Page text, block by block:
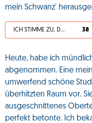
mein Schwanz'
ICH STIMME ZU, DEIN LEBEN IST SCHEISSE 38
Heute, habe ich
abgenommen. Eine
umwerfend schöne
überhitzten Raum vor.
ausgeschnittenes
perfekt betonte. Ich